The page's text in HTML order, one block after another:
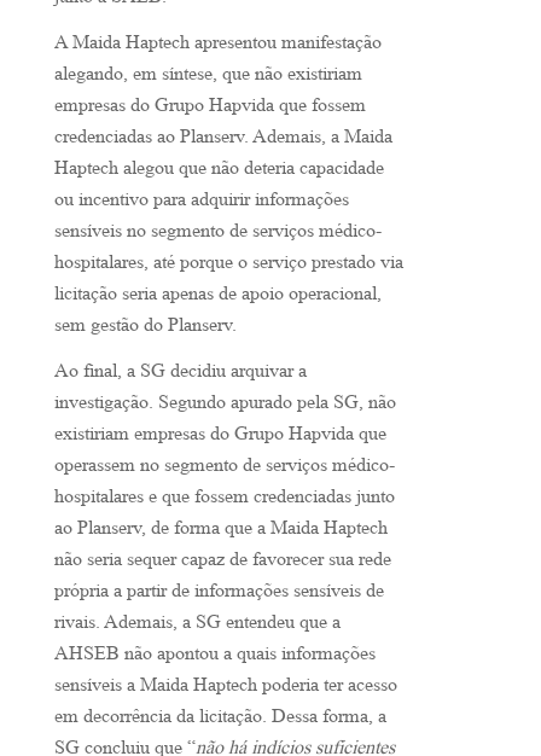
A Maida Haptech apresentou manifestação
alegando, em síntese, que não existiriam
empresas do Grupo Hapvida que fossem
credenciadas ao Planserv. Ademais, a Maida
Haptech alegou que não deteria capacidade
ou incentivo para adquirir informações
sensíveis no segmento de serviços médico-
hospitalares, até porque o serviço prestado via
licitação seria apenas de apoio operacional,
sem gestão do Planserv.
Ao final, a SG decidiu arquivar a
investigação. Segundo apurado pela SG, não
existiriam empresas do Grupo Hapvida que
operassem no segmento de serviços médico-
hospitalares e que fossem credenciadas junto
ao Planserv, de forma que a Maida Haptech
não seria sequer capaz de favorecer sua rede
própria a partir de informações sensíveis de
rivais. Ademais, a SG entendeu que a
AHSEB não apontou a quais informações
sensíveis a Maida Haptech poderia ter acesso
em decorrência da licitação. Dessa forma, a